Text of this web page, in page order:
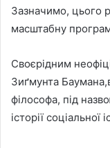
Зазначимо, цього
масштабну
Своєрідним
Зиґмунта
філософа, під
історії соціальної